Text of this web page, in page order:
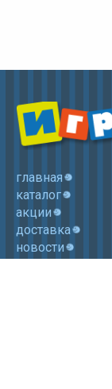
главная
каталог
акции
доставка
новости